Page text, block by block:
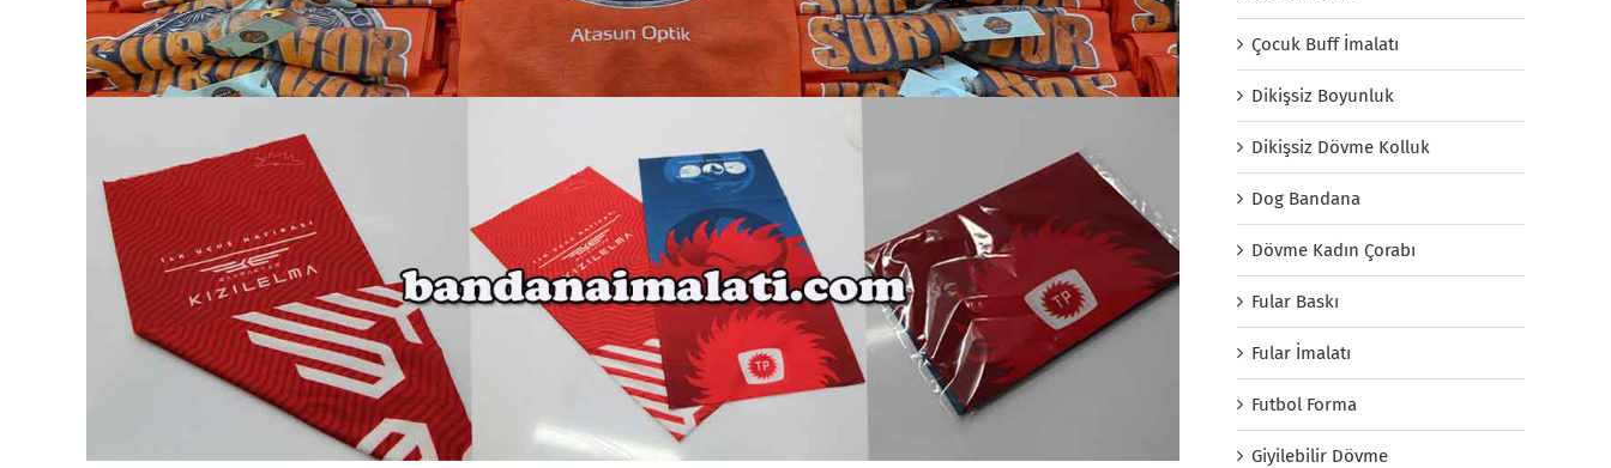
Çocuk Buff İmalatı
Dikişsiz Boyunluk
Dikişsiz Dövme Kolluk
Dog Bandana
Dövme Kadın Çorabı
Fular Baskı
Fular İmalatı
Futbol Forma
Giyilebilir Dövme